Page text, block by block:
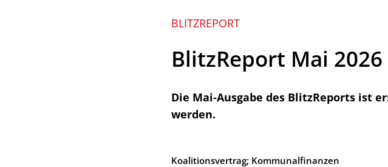
BLITZREPORT
BlitzReport Mai 2026
Die Mai-Ausgabe des BlitzReports ist
werden.
Koalitionsvertrag; Kommunalfinanzen